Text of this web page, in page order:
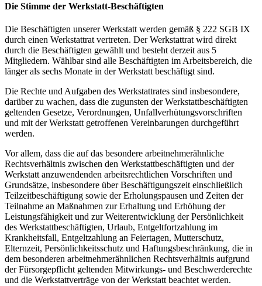
Die Stimme der Werkstatt-Beschäftigten
Die Beschäftigten unserer Werkstatt werden gemäß § 222 SGB IX
durch einen Werkstattrat vertreten. Der Werkstattrat wird direkt
durch die Beschäftigten gewählt und besteht derzeit aus 5
Mitgliedern. Wählbar sind alle Beschäftigten im Arbeitsbereich, die
länger als sechs Monate in der Werkstatt beschäftigt sind.
Die Rechte und Aufgaben des Werkstattrates sind insbesondere,
darüber zu wachen, dass die zugunsten der Werkstattbeschäftigten
geltenden Gesetze, Verordnungen, Unfallverhütungsvorschriften
und mit der Werkstatt getroffenen Vereinbarungen durchgeführt
werden.
Vor allem, dass die auf das besondere arbeitnehmerähnliche
Rechtsverhältnis zwischen den Werkstattbeschäftigten und der
Werkstatt anzuwendenden arbeitsrechtlichen Vorschriften und
Grundsätze, insbesondere über Beschäftigungszeit einschließlich
Teilzeitbeschäftigung sowie der Erholungspausen und Zeiten der
Teilnahme an Maßnahmen zur Erhaltung und Erhöhung der
Leistungsfähigkeit und zur Weiterentwicklung der Persönlichkeit
des Werkstattbeschäftigten, Urlaub, Entgeltfortzahlung im
Krankheitsfall, Entgeltzahlung an Feiertagen, Mutterschutz,
Elternzeit, Persönlichkeitsschutz und Haftungsbeschränkung, die in
dem besonderen arbeitnehmerähnlichen Rechtsverhältnis aufgrund
der Fürsorgepflicht geltenden Mitwirkungs- und Beschwerderechte
und die Werkstattverträge von der Werkstatt beachtet werden.